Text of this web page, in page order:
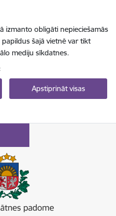
izmanto obligāti nepieciešamās
šajā vietnē var tikt
mediju sīkdatnes.
Apstiprināt visas